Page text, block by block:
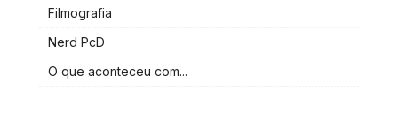
Filmografia
Nerd PcD
O que aconteceu com...